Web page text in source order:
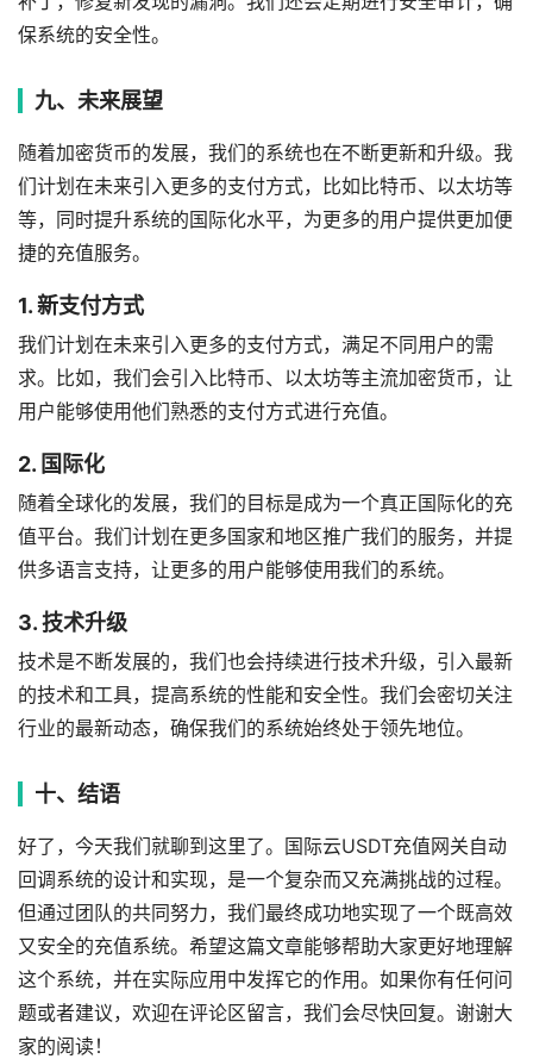
保系统的安全性。
九、未来展望
随着加密货币的发展，我们的系统也在不断更新和升级。我
们计划在未来引入更多的支付方式，比如比特币、以太坊等
等，同时提升系统的国际化水平，为更多的用户提供更加便
捷的充值服务。
1. 新支付方式
我们计划在未来引入更多的支付方式，满足不同用户的需
求。比如，我们会引入比特币、以太坊等主流加密货币，让
用户能够使用他们熟悉的支付方式进行充值。
2. 国际化
随着全球化的发展，我们的目标是成为一个真正国际化的充
值平台。我们计划在更多国家和地区推广我们的服务，并提
供多语言支持，让更多的用户能够使用我们的系统。
3. 技术升级
技术是不断发展的，我们也会持续进行技术升级，引入最新
的技术和工具，提高系统的性能和安全性。我们会密切关注
行业的最新动态，确保我们的系统始终处于领先地位。
十、结语
好了，今天我们就聊到这里了。国际云USDT充值网关自动
回调系统的设计和实现，是一个复杂而又充满挑战的过程。
但通过团队的共同努力，我们最终成功地实现了一个既高效
又安全的充值系统。希望这篇文章能够帮助大家更好地理解
这个系统，并在实际应用中发挥它的作用。如果你有任何问
题或者建议，欢迎在评论区留言，我们会尽快回复。谢谢大
家的阅读！